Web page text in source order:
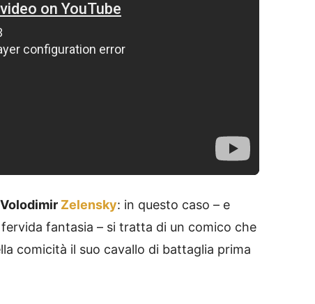
Zelensky: in questo caso – e
fantasia – si tratta di un comico che
comicità il suo cavallo di battaglia prima